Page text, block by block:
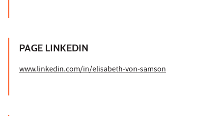
PAGE LINKEDIN
www.linkedin.com/in/elisabeth-von-samson